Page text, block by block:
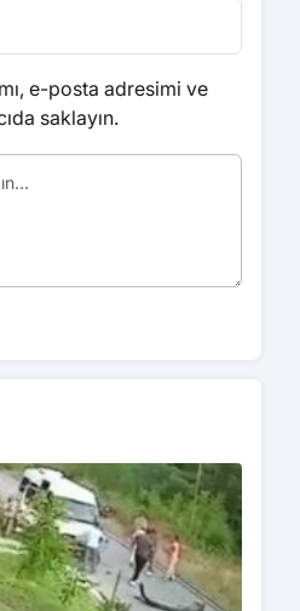
e-posta adresimi ve
saklayın.